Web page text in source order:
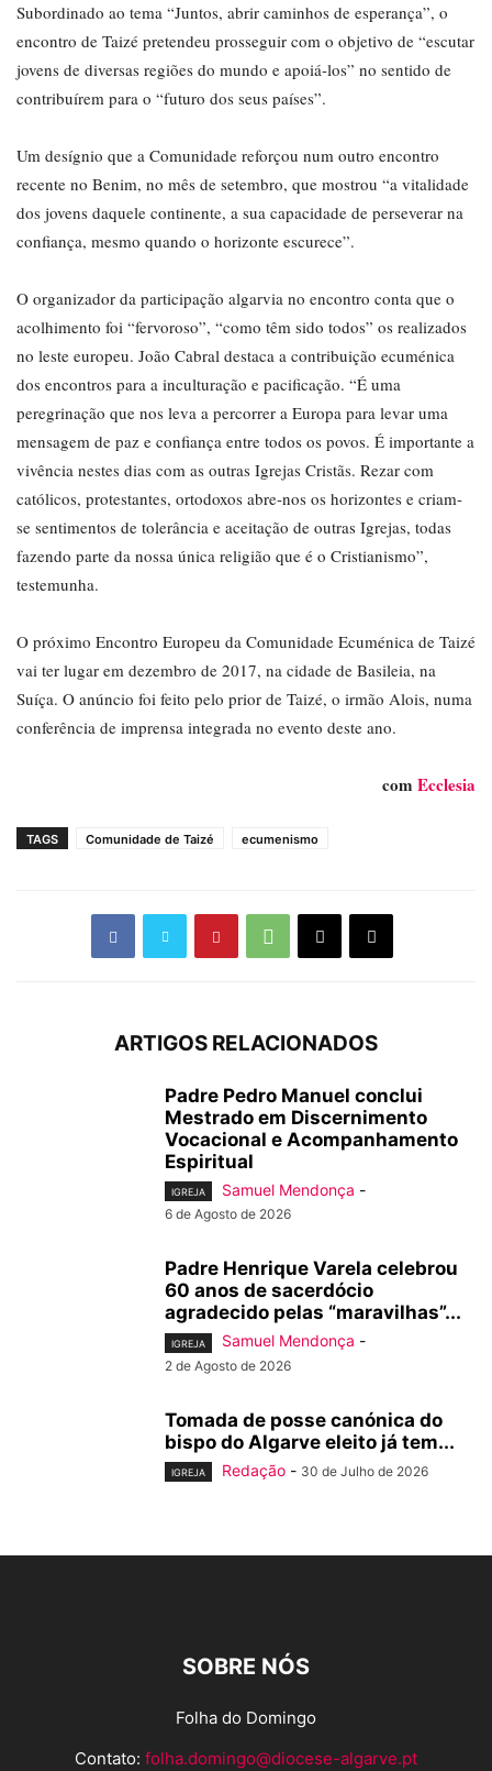
Subordinado ao tema “Juntos, abrir caminhos de esperança”, o
encontro de Taizé pretendeu prosseguir com o objetivo de “escutar
jovens de diversas regiões do mundo e apoiá-los” no sentido de
contribuírem para o “futuro dos seus países”.
Um desígnio que a Comunidade reforçou num outro encontro
recente no Benim, no mês de setembro, que mostrou “a vitalidade
dos jovens daquele continente, a sua capacidade de perseverar na
confiança, mesmo quando o horizonte escurece”.
O organizador da participação algarvia no encontro conta que o
acolhimento foi “fervoroso”, “como têm sido todos” os realizados
no leste europeu. João Cabral destaca a contribuição ecuménica
dos encontros para a inculturação e pacificação. “É uma
peregrinação que nos leva a percorrer a Europa para levar uma
mensagem de paz e confiança entre todos os povos. É importante a
vivência nestes dias com as outras Igrejas Cristãs. Rezar com
católicos, protestantes, ortodoxos abre-nos os horizontes e criam-
se sentimentos de tolerância e aceitação de outras Igrejas, todas
fazendo parte da nossa única religião que é o Cristianismo”,
testemunha.
O próximo Encontro Europeu da Comunidade Ecuménica de Taizé
vai ter lugar em dezembro de 2017, na cidade de Basileia, na
Suíça. O anúncio foi feito pelo prior de Taizé, o irmão Alois, numa
conferência de imprensa integrada no evento deste ano.
com Ecclesia
TAGS Comunidade de Taizé ecumenismo
ARTIGOS RELACIONADOS
Padre Pedro Manuel conclui
Mestrado em Discernimento
Vocacional e Acompanhamento
Espiritual
IGREJA Samuel Mendonça -
6 de Agosto de 2026
Padre Henrique Varela celebrou
60 anos de sacerdócio
agradecido pelas “maravilhas”...
IGREJA Samuel Mendonça -
2 de Agosto de 2026
Tomada de posse canónica do
bispo do Algarve eleito já tem...
IGREJA Redação - 30 de Julho de 2026
SOBRE NÓS
Folha do Domingo
Contato: folha.domingo@diocese-algarve.pt